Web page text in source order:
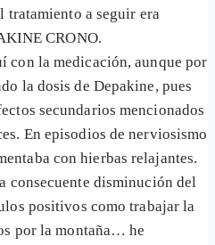
tratamiento a seguir era
CRONO.
con la medicación, aunque por
la dosis de Depakine, pues
secundarios mencionados
En episodios de nerviosismo
con hierbas relajantes.
consecuente disminución del
positivos como trabajar la
por la montaña… he